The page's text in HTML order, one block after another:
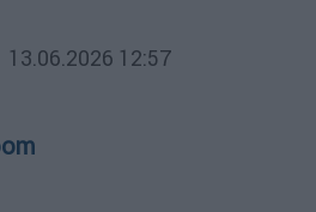
13.06.2026 12:57